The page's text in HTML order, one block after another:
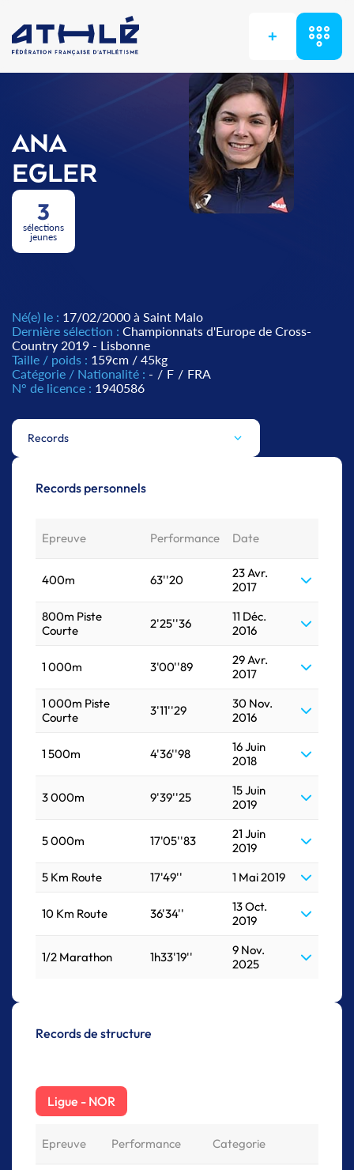
+
ANA
EGLER
3
sélections
jeunes
Né(e) le : 17/02/2000 à Saint Malo
Dernière sélection : Championnats d'Europe de Cross-
Country 2019 - Lisbonne
Taille / poids : 159cm / 45kg
Catégorie / Nationalité : - / F / FRA
N° de licence : 1940586
Records
Records personnels
Epreuve Performance Date
400m 63''20
23 Avr.
2017
800m Piste
Courte
2'25''36
11 Déc.
2016
1 000m 3'00''89
29 Avr.
2017
1 000m Piste
Courte
3'11''29
30 Nov.
2016
1 500m 4'36''98
16 Juin
2018
3 000m 9'39''25
15 Juin
2019
5 000m 17'05''83
21 Juin
2019
5 Km Route
17'49'' 1 Mai 2019
10 Km Route 36'34''
13 Oct.
2019
1/2 Marathon 1h33'19''
9 Nov.
2025
Records de structure
Ligue - NOR
Epreuve Performance Categorie